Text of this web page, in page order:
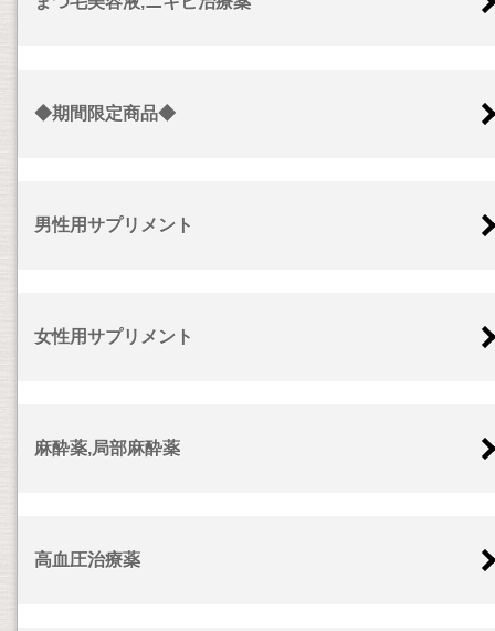
◆期間限定商品◆
男性用サプリメント
女性用サプリメント
麻酔薬,局部麻酔薬
高血圧治療薬